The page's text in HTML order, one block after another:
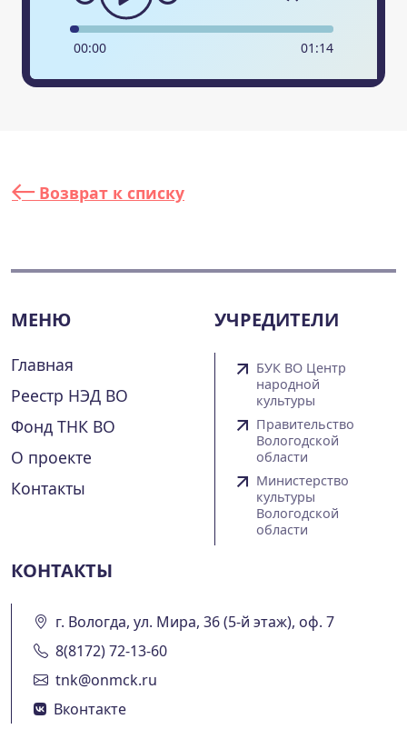
00:00 01 :14
Возврат к списку
МЕНЮ
Главная
Реестр НЭД ВО
Фонд ТНК ВО
О проекте
Контакты
УЧРЕДИТЕЛИ
БУК ВО Центр
народной
культуры
Правительство
Вологодской
области
Министерство
культуры
Вологодской
области
КОНТАКТЫ
г. Вологда, ул. Мира, 36 (5-й этаж), оф. 7
8(8172) 72-13-60
tnk@onmck.ru
Вконтакте